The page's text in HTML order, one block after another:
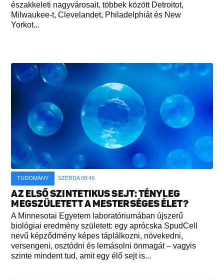
északkeleti nagyvárosait, többek között Detroitot,
Milwaukee-t, Clevelandet, Philadelphiát és New
Yorkot...
TUDOMÁNY SZERDA 08:49
AZ ELSŐ SZINTETIKUS SEJT: TÉNYLEG
MEGSZÜLETETT A MESTERSÉGES ÉLET?
A Minnesotai Egyetem laboratóriumában újszerű
biológiai eredmény született: egy aprócska SpudCell
nevű képződmény képes táplálkozni, növekedni,
versengeni, osztódni és lemásolni önmagát – vagyis
szinte mindent tud, amit egy élő sejt is...